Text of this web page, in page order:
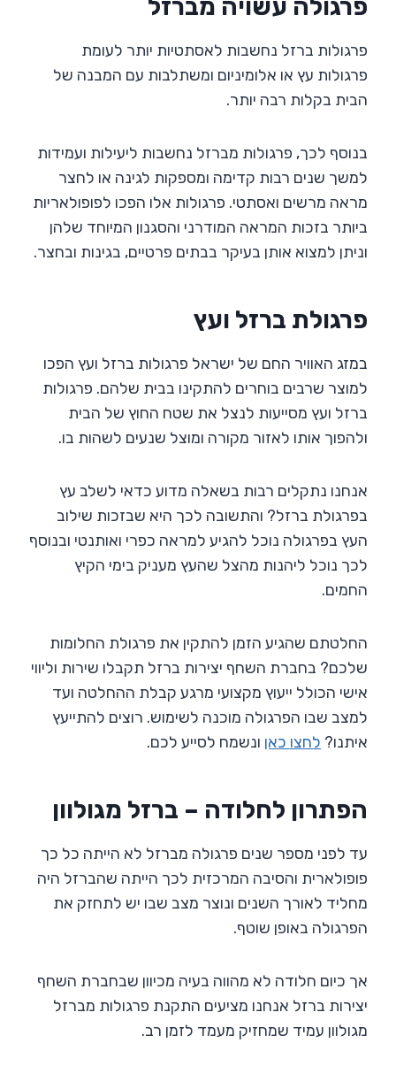
פרגולה עשויה מברזל
פרגולות ברזל נחשבות לאסתטיות יותר לעומת
פרגולות עץ או אלומיניום ומשתלבות עם המבנה של
הבית בקלות רבה יותר.
בנוסף לכך, פרגולות מברזל נחשבות ליעילות ועמידות
למשך שנים רבות קדימה ומספקות לגינה או לחצר
מראה מרשים ואסתטי. פרגולות אלו הפכו לפופולאריות
ביותר בזכות המראה המודרני והסגנון המיוחד שלהן
וניתן למצוא אותן בעיקר בבתים פרטיים, בגינות ובחצר.
פרגולת ברזל ועץ
במזג האוויר החם של ישראל פרגולות ברזל ועץ הפכו
למוצר שרבים בוחרים להתקינו בבית שלהם. פרגולות
ברזל ועץ מסייעות לנצל את שטח החוץ של הבית
ולהפוך אותו לאזור מקורה ומוצל שנעים לשהות בו.
אנחנו נתקלים רבות בשאלה מדוע כדאי לשלב עץ
בפרגולת ברזל? והתשובה לכך היא שבזכות שילוב
העץ בפרגולה נוכל להגיע למראה כפרי ואותנטי ובנוסף
לכך נוכל ליהנות מהצל שהעץ מעניק בימי הקיץ
החמים.
החלטתם שהגיע הזמן להתקין את פרגולת החלומות
שלכם? בחברת השחף יצירות ברזל תקבלו שירות וליווי
אישי הכולל ייעוץ מקצועי מרגע קבלת ההחלטה ועד
למצב שבו הפרגולה מוכנה לשימוש. רוצים להתייעץ
איתנו? לחצו כאן ונשמח לסייע לכם.
הפתרון לחלודה – ברזל מגולוון
עד לפני מספר שנים פרגולה מברזל לא הייתה כל כך
פופולארית והסיבה המרכזית לכך הייתה שהברזל היה
מחליד לאורך השנים ונוצר מצב שבו יש לתחזק את
הפרגולה באופן שוטף.
אך כיום חלודה לא מהווה בעיה מכיוון שבחברת השחף
יצירות ברזל אנחנו מציעים התקנת פרגולות מברזל
מגולוון עמיד שמחזיק מעמד לזמן רב.